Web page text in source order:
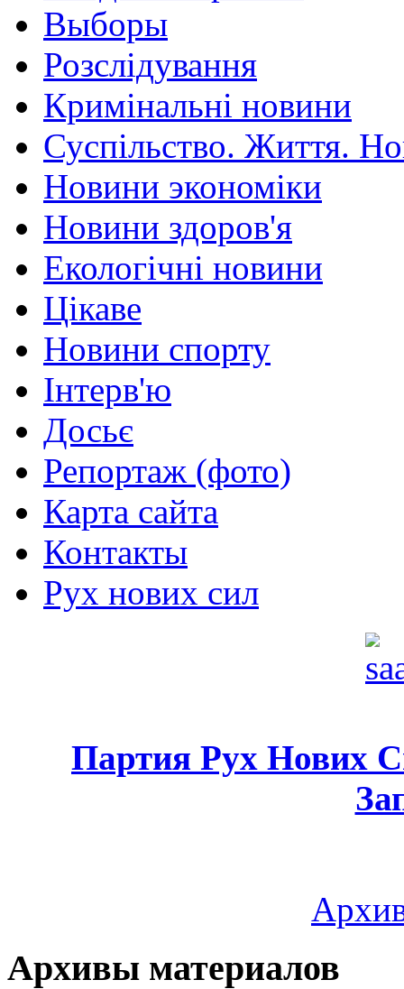
Выборы
Розслідування
Кримінальні новини
Суспільство. Життя.
Новини экономіки
Новини здоров'я
Екологічні новини
Цікаве
Новини спорту
Інтерв'ю
Досьє
Репортаж (фото)
Карта сайта
Контакты
Рух нових сил
Партия Рух Нових
Архивы материалов